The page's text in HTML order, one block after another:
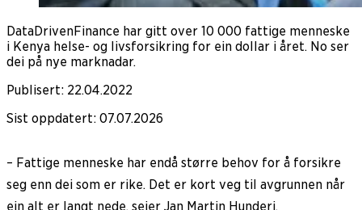
DataDrivenFinance har gitt over 10 000 fattige menneske
i Kenya helse- og livsforsikring for ein dollar i året. No ser
dei på nye marknadar.
Publisert: 22.04.2022
Sist oppdatert: 07.07.2026
– Fattige menneske har endå større behov for å forsikre
seg enn dei som er rike. Det er kort veg til avgrunnen når
ein alt er langt nede, seier Jan Martin Hunderi.